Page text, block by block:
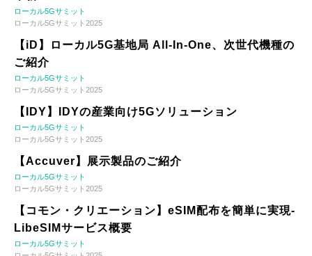
ローカル5Gサミット
ローカル5Gサミット2025
【iD】ローカル5G基地局 All-In-One、次世代機種の
ご紹介
ローカル5Gサミット
ローカル5Gサミット2025
【IDY】IDYの産業向け5Gソリューション
ローカル5Gサミット
ローカル5Gサミット2025
【Accuver】展示製品のご紹介
ローカル5Gサミット
ローカル5Gサミット2025
【コモン・クリエーション】eSIM配布を簡単に実現-
LibeSIMサービス概要
ローカル5Gサミット